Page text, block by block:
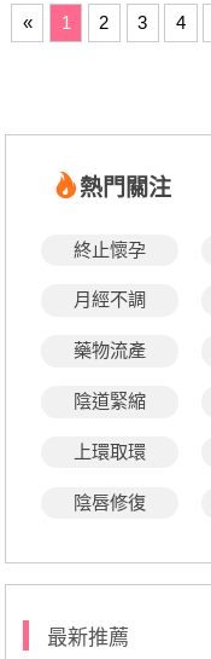
« 1 2 3 4
熱門關注
終止懷孕
月經不調
藥物流產
陰道緊縮
上環取環
陰唇修復
最新推薦